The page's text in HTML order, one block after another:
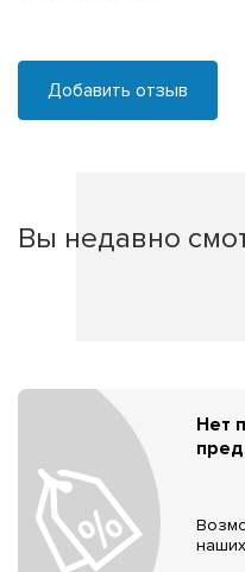
Добавить отзыв
Вы недавно
Нет